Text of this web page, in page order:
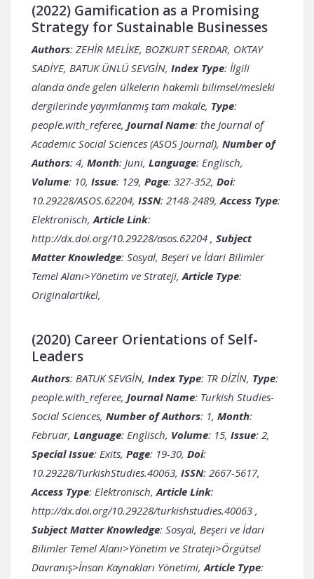
(2022) Gamification as a Promising
Strategy for Sustainable Businesses
Authors: ZEHİR MELİKE, BOZKURT SERDAR, OKTAY
SADİYE, BATUK ÜNLÜ SEVGİN, Index Type: İlgili
alanda önde gelen ülkelerin hakemli bilimsel/mesleki
dergilerinde yayımlanmış tam makale, Type:
people.with_referee, Journal Name: the Journal of
Academic Social Sciences (ASOS Journal), Number of
Authors: 4, Month: Juni, Language: Englisch,
Volume: 10, Issue: 129, Page: 327-352, Doi:
10.29228/ASOS.62204, ISSN: 2148-2489, Access Type:
Elektronisch, Article Link:
http://dx.doi.org/10.29228/asos.62204 , Subject
Matter Knowledge: Sosyal, Beşeri ve İdari Bilimler
Temel Alanı>Yönetim ve Strateji, Article Type:
Originalartikel,
(2020) Career Orientations of Self-
Leaders
Authors: BATUK SEVGİN, Index Type: TR DİZİN, Type:
people.with_referee, Journal Name: Turkish Studies-
Social Sciences, Number of Authors: 1, Month:
Februar, Language: Englisch, Volume: 15, Issue: 2,
Special Issue: Exits, Page: 19-30, Doi:
10.29228/TurkishStudies.40063, ISSN: 2667-5617,
Access Type: Elektronisch, Article Link:
http://dx.doi.org/10.29228/turkishstudies.40063 ,
Subject Matter Knowledge: Sosyal, Beşeri ve İdari
Bilimler Temel Alanı>Yönetim ve Strateji>Örgütsel
Davranış>İnsan Kaynakları Yönetimi, Article Type: